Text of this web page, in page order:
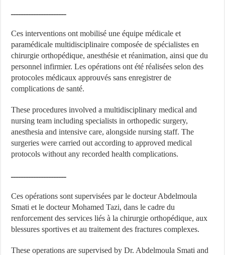
ــــــــــــــــــــــ
Ces interventions ont mobilisé une équipe médicale et
paramédicale multidisciplinaire composée de spécialistes en
chirurgie orthopédique, anesthésie et réanimation, ainsi que du
personnel infirmier. Les opérations ont été réalisées selon des
protocoles médicaux approuvés sans enregistrer de
complications de santé.
These procedures involved a multidisciplinary medical and
nursing team including specialists in orthopedic surgery,
anesthesia and intensive care, alongside nursing staff. The
surgeries were carried out according to approved medical
protocols without any recorded health complications.
ــــــــــــــــــــــ
Ces opérations sont supervisées par le docteur Abdelmoula
Smati et le docteur Mohamed Tazi, dans le cadre du
renforcement des services liés à la chirurgie orthopédique, aux
blessures sportives et au traitement des fractures complexes.
These operations are supervised by Dr. Abdelmoula Smati and